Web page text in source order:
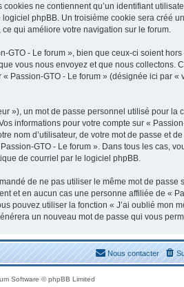
ne contiennent qu’un identifiant
phpBB. Un troisième cookie sera créé
qui améliore votre navigation sur le forum.
- Le forum », bien que ceux-ci soient
vous nous envoyez et que nous collectons.
Passion-GTO - Le forum » (désignée ici par
»), un mot de passe personnel utilisé pour
informations pour votre compte sur «
d’utilisateur, de votre mot de passe et
GTO - Le forum ». Dans tous les cas,
de courriel par le logiciel phpBB.
de ne pas utiliser le même mot de passe
et en aucun cas une personne affiliée de «
pouvez utiliser la fonction « J’ai oublié mon
un nouveau mot de passe qui vous
Nous contacter
Software © phpBB Limited